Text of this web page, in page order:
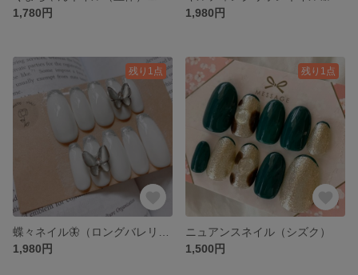
1,780円
1,980円
残り1点
1,980円
残り1点
ニュアンスネイル（シズク）
1,500円